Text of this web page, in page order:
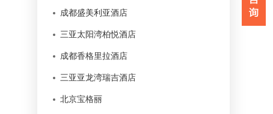
成都盛美利亚酒店
三亚太阳湾柏悦酒店
成都香格里拉酒店
三亚亚龙湾瑞吉酒店
北京宝格丽